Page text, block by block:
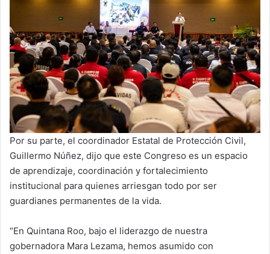
Por su parte, el coordinador Estatal de Protección Civil,
Guillermo Núñez, dijo que este Congreso es un espacio
de aprendizaje, coordinación y fortalecimiento
institucional para quienes arriesgan todo por ser
guardianes permanentes de la vida.
“En Quintana Roo, bajo el liderazgo de nuestra
gobernadora Mara Lezama, hemos asumido con